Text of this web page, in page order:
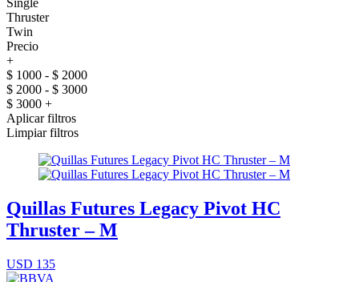
Single
Thruster
Twin
Precio
+
$ 1000 - $ 2000
$ 2000 - $ 3000
$ 3000 +
Aplicar filtros
Limpiar filtros
Quillas Futures Legacy Pivot HC
Thruster – M
USD 135